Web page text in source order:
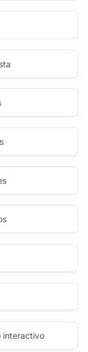
interactivo